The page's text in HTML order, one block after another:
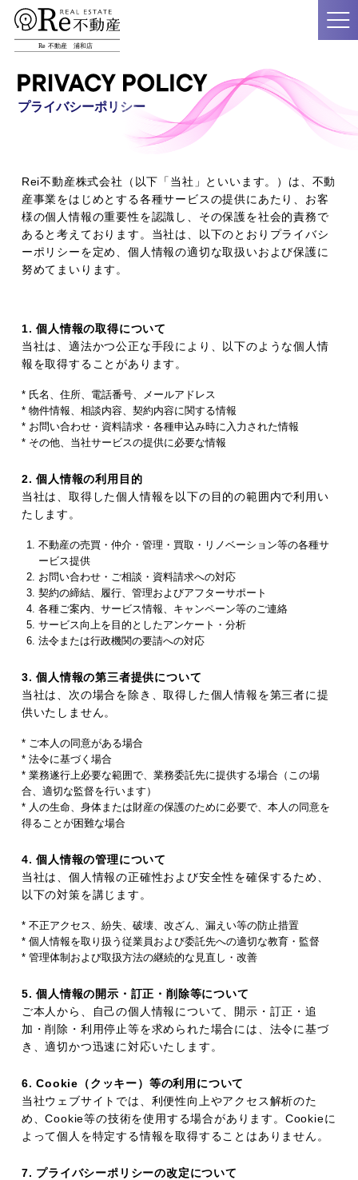
プライバシーポリシー
Rei不動産株式会社（以下「当社」といいます。）は、不動
産事業をはじめとする各種サービスの提供にあたり、お客
様の個人情報の重要性を認識し、その保護を社会的責務で
あると考えております。当社は、以下のとおりプライバシ
ーポリシーを定め、個人情報の適切な取扱いおよび保護に
努めてまいります。
1. 個人情報の取得について
当社は、適法かつ公正な手段により、以下のような個人情
報を取得することがあります。
* 氏名、住所、電話番号、メールアドレス
* 物件情報、相談内容、契約内容に関する情報
* お問い合わせ・資料請求・各種申込み時に入力された情報
* その他、当社サービスの提供に必要な情報
2. 個人情報の利用目的
当社は、取得した個人情報を以下の目的の範囲内で利用い
たします。
不動産の売買・仲介・管理・買取・リノベーション等の各種サ
ービス提供
お問い合わせ・ご相談・資料請求への対応
契約の締結、履行、管理およびアフターサポート
各種ご案内、サービス情報、キャンペーン等のご連絡
サービス向上を目的としたアンケート・分析
法令または行政機関の要請への対応
3. 個人情報の第三者提供について
当社は、次の場合を除き、取得した個人情報を第三者に提
供いたしません。
* ご本人の同意がある場合
* 法令に基づく場合
* 業務遂行上必要な範囲で、業務委託先に提供する場合（この場
合、適切な監督を行います）
* 人の生命、身体または財産の保護のために必要で、本人の同意を
得ることが困難な場合
4. 個人情報の管理について
当社は、個人情報の正確性および安全性を確保するため、
以下の対策を講じます。
* 不正アクセス、紛失、破壊、改ざん、漏えい等の防止措置
* 個人情報を取り扱う従業員および委託先への適切な教育・監督
* 管理体制および取扱方法の継続的な見直し・改善
5. 個人情報の開示・訂正・削除等について
ご本人から、自己の個人情報について、開示・訂正・追
加・削除・利用停止等を求められた場合には、法令に基づ
き、適切かつ迅速に対応いたします。
6. Cookie（クッキー）等の利用について
当社ウェブサイトでは、利便性向上やアクセス解析のた
め、Cookie等の技術を使用する場合があります。Cookieに
よって個人を特定する情報を取得することはありません。
7. プライバシーポリシーの改定について